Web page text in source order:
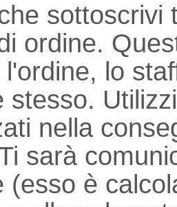
sottoscrivi
ordine.
l'ordine, lo
stesso.
nella
sarà
(esso è